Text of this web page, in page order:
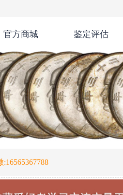
官方商城 鉴定评估